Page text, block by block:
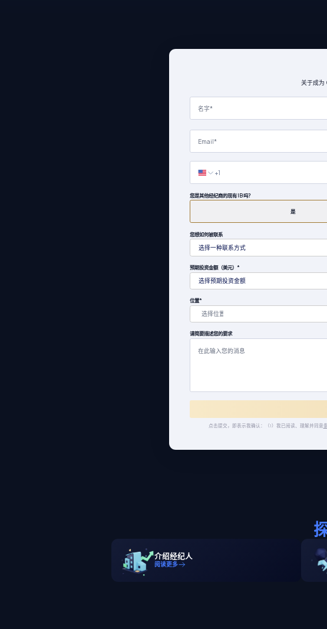
关于成为
您是其他经纪商的现有 IB 吗？
是
您想如何被联系
选择一种联系方式
预期投资金额（美元）*
选择预期投资金额
位置*
请简要描述您的要求
点击提交，即表示我确认：（1）我已阅读、理解并同意
介绍经纪人
阅读更多